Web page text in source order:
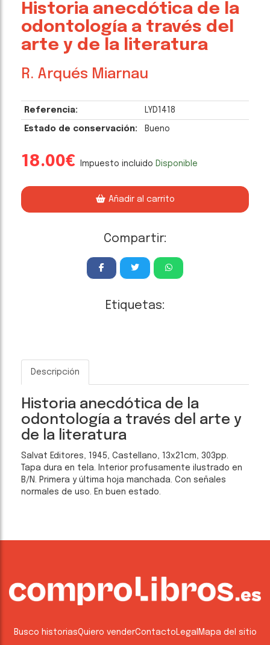
Historia anecdótica de la
odontología a través del
arte y de la literatura
R. Arqués Miarnau
Referencia: LYD1418
Estado de conservación: Bueno
18.00€ Impuesto incluido Disponible
Añadir al carrito
Compartir:
Etiquetas:
Descripción
Historia anecdótica de la
odontología a través del arte y
de la literatura
Salvat Editores, 1945, Castellano, 13x21cm, 303pp.
Tapa dura en tela. Interior profusamente ilustrado en
B/N. Primera y última hoja manchada. Con señales
normales de uso. En buen estado.
Busco historiasQuiero venderContacto Legal Mapa del sitio